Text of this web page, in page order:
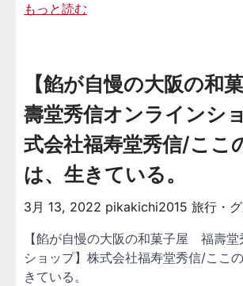
もっと読む
【餡が自慢の大阪の
壽堂秀信オンラインシ
式会社福寿堂秀信/ここ
は、生きている。
3月 13, 2022 pikakichi2015 旅行・
【餡が自慢の大阪の和菓子屋 福壽堂
ショップ】株式会社福寿堂秀信/ここ
きている。